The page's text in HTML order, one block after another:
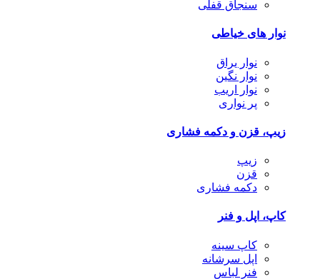
سنجاق قفلی
نوار های خیاطی
نوار یراق
نوار نگین
نوار اریب
پر نواری
زیپ، قزن و دکمه فشاری
زیپ
قزن
دکمه فشاری
کاپ، اپل و فنر
کاپ سینه
اپل سرشانه
فنر لباس